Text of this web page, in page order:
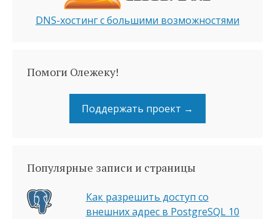
DNS-хостинг с большими возможностями
Помоги Олежеку!
Поддержать проект →
Популярные записи и страницы
Как разрешить доступ со
внешних адрес в PostgreSQL 10